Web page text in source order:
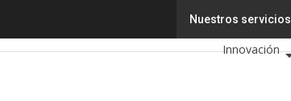
Nuestros servicios
se modernicen, según ITSTecnología
Innovación